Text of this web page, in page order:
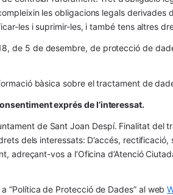
les obligacions legals derivades
les i suprimir-les, i també tens altres
de 5 de desembre, de protecció de
bàsica sobre el tractament de
exprés de l’interessat.
de Sant Joan Despí. Finalitat del
dels interessats: D’accés,
adreçant-vos a l’Oficina d’Atenció
“Política de Protecció de Dades” al web